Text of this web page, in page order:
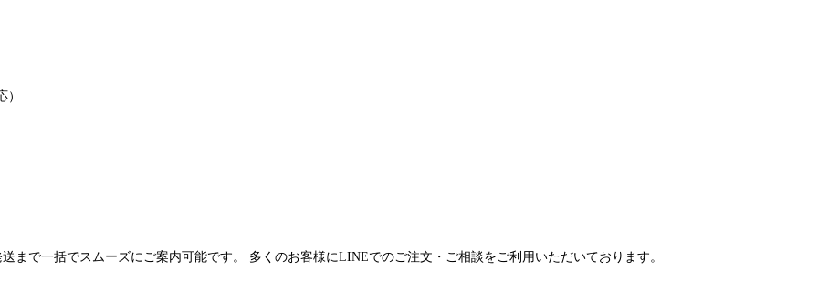
まで一括でスムーズにご案内可能です。 多くのお客様にLINEでのご注文・ご相談をご利用いただいております。